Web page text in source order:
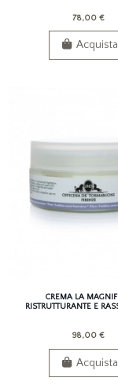
78,00 €
Acquista
CREMA LA
RISTRUTTURANTE E
98,00 €
Acquista